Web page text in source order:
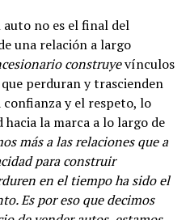
auto no es el final del
una relación a largo
construyevínculos
perduran y trascienden
confianza y el respeto, lo
la marca a lo largo de
más a las relaciones que a
para construir
en el tiempo ha sido el
Es por eso que decimos